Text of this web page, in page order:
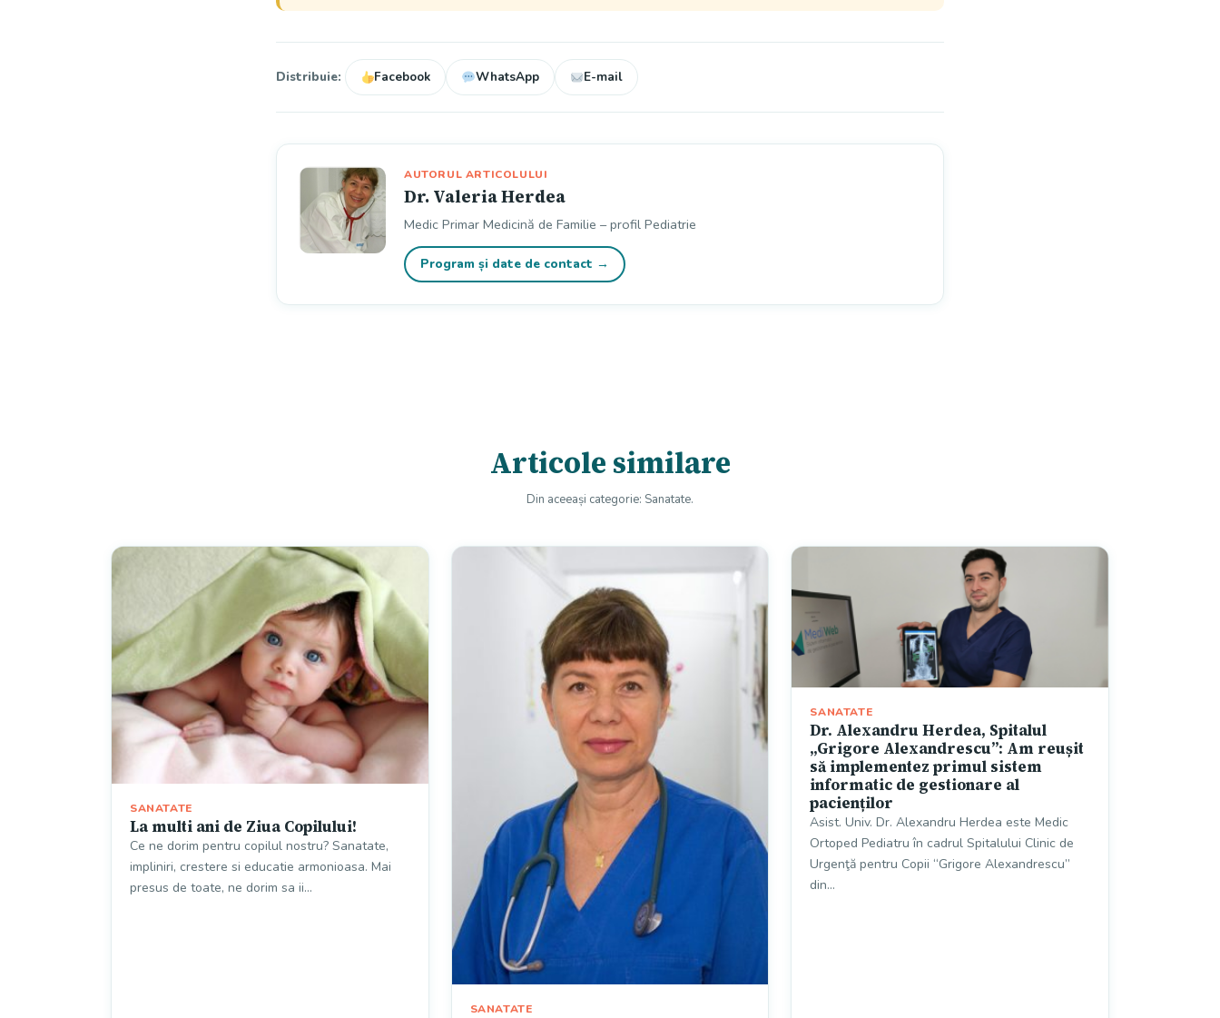
Distribuie: Facebook WhatsApp E-mail
AUTORUL ARTICOLULUI
Dr. Valeria Herdea
Medic Primar Medicină de Familie – profil Pediatrie
Program și date de contact →
Articole similare
Din aceeași categorie: Sanatate.
SANATATE
La multi ani de Ziua Copilului!
Ce ne dorim pentru copilul nostru? Sanatate,
impliniri, crestere si educatie armonioasa. Mai
presus de toate, ne dorim sa ii…
SANATATE
SANATATE
Dr. Alexandru Herdea, Spitalul
„Grigore Alexandrescu”: Am reușit
să implementez primul sistem
informatic de gestionare al
pacienților
Asist. Univ. Dr. Alexandru Herdea este Medic
Ortoped Pediatru în cadrul Spitalului Clinic de
Urgenţă pentru Copii “Grigore Alexandrescu”
din…